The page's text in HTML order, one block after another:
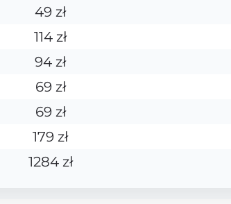
49 zł
114 zł
94 zł
69 zł
69 zł
179 zł
1284 zł